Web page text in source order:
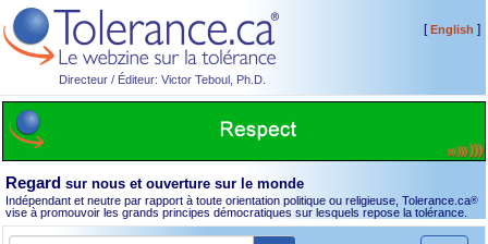
Directeur / Éditeur: Victor Teboul, Ph.D.
[English ]
Regard sur nous et ouverture sur le monde
Indépendant et neutre par rapport à toute orientation politique ou religieuse, Tolerance.ca®
vise à promouvoir les grands principes démocratiques sur lesquels repose la tolérance.